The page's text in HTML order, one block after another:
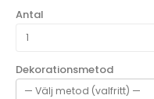
Antal
Dekorationsmetod